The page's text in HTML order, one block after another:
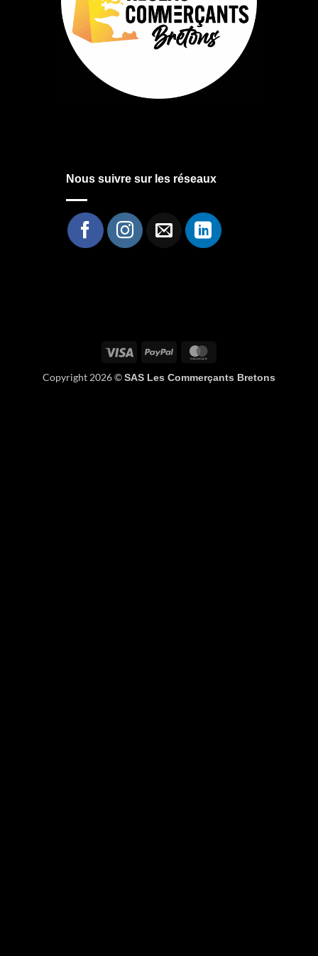
Nous suivre sur les réseaux
Visa PayPal
Copyright 2026 ©SAS Les Commerçants Bretons